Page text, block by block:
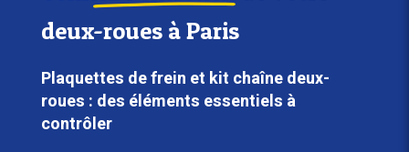
deux-roues à Paris
Plaquettes de frein et kit chaîne deux-
roues : des éléments essentiels à
contrôler